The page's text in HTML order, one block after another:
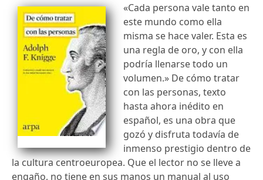
«Cada persona vale tanto en
este mundo como ella
misma se hace valer. Esta es
una regla de oro, y con ella
podría llenarse todo un
volumen.» De cómo tratar
con las personas, texto
hasta ahora inédito en
español, es una obra que
gozó y disfruta todavía de
inmenso prestigio dentro de
la cultura centroeuropea. Que el lector no se lleve a
engaño, no tiene en sus manos un manual al uso